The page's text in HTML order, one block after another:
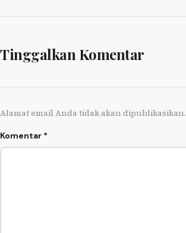
Tinggalkan Komentar
Alamat email Anda tidak akan dipublikasikan.
Komentar *